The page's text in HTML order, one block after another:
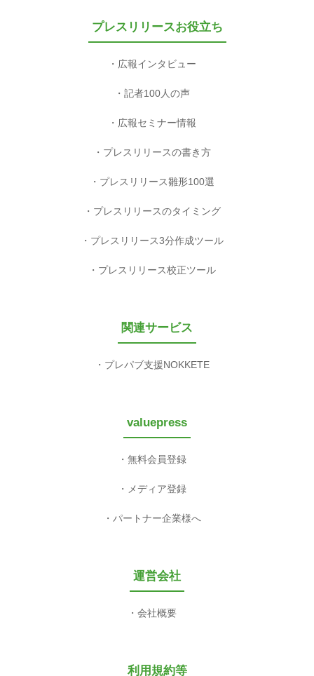
プレスリリースお役立ち
広報インタビュー
記者100人の声
広報セミナー情報
プレスリリースの書き方
プレスリリース雛形100選
プレスリリースのタイミング
プレスリリース3分作成ツール
プレスリリース校正ツール
関連サービス
プレパブ支援NOKKETE
valuepress
無料会員登録
メディア登録
パートナー企業様へ
運営会社
会社概要
利用規約等